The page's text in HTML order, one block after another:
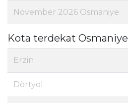
November 2026 Osmaniye
Kota terdekat Osmaniye
Erzin
Dörtyol